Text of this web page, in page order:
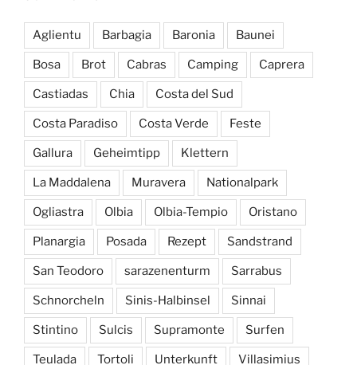
Aglientu Barbagia Baronia Baunei
Bosa Brot Cabras Camping Caprera
Castiadas Chia Costa del Sud
Costa Paradiso Costa Verde Feste
Gallura Geheimtipp Klettern
La Maddalena Muravera Nationalpark
Ogliastra Olbia Olbia-Tempio Oristano
Planargia Posada Rezept Sandstrand
San Teodoro sarazenenturm Sarrabus
Schnorcheln Sinis-Halbinsel Sinnai
Stintino Sulcis Supramonte Surfen
Teulada Tortoli Unterkunft Villasimius